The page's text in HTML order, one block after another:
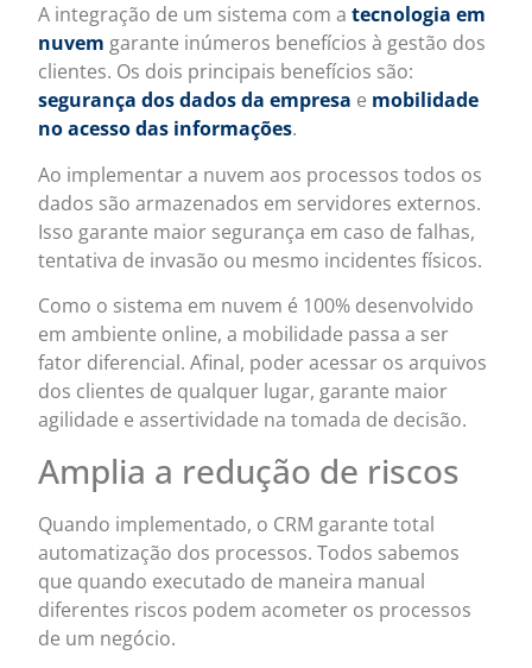
A integração de um sistema com atecnologia em
nuvem garante inúmeros benefícios à gestão dos
clientes. Os dois principais benefícios são:
segurança dos dados da empresa e mobilidade
no acesso das informações.
Ao implementar a nuvem aos processos todos os
dados são armazenados em servidores externos.
Isso garante maior segurança em caso de falhas,
tentativa de invasão ou mesmo incidentes físicos.
Como o sistema em nuvem é 100% desenvolvido
em ambiente online, a mobilidade passa a ser
fator diferencial. Afinal, poder acessar os arquivos
dos clientes de qualquer lugar, garante maior
agilidade e assertividade na tomada de decisão.
Amplia a redução de riscos
Quando implementado, o CRM garante total
automatização dos processos. Todos sabemos
que quando executado de maneira manual
diferentes riscos podem acometer os processos
de um negócio.